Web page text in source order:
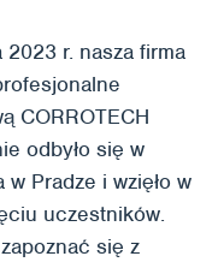
r. nasza firma
CORROTECH
odbyło się w
w Pradze i wzięło w
uczestników.
się z